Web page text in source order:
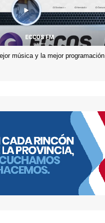
música y la mejor programación